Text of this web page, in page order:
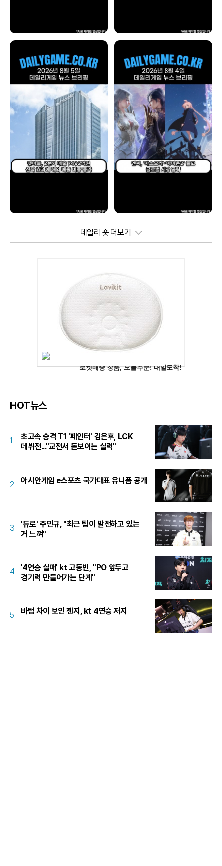
데일리 숏 더보기
HOT뉴스
1
초고속 승격 T1 '페인터' 김은후, LCK
데뷔전..."교전서 돋보이는 실력"
2 아시안게임 e스포츠 국가대표 유니폼 공개
3
'듀로' 주민규, "최근 팀이 발전하고 있는
거 느껴"
4
'4연승 실패' kt 고동빈, "PO 앞두고
경기력 만들어가는 단계"
5 바텀 차이 보인 젠지, kt 4연승 저지